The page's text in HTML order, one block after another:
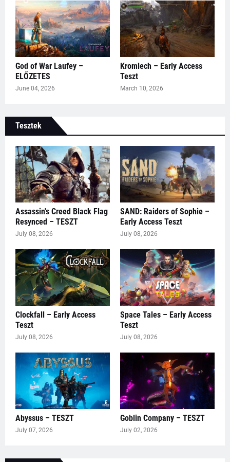
God of War Laufey –
ELŐZETES
June 04, 2026
Kromlech – Early Access
Teszt
March 10, 2026
Tesztek
Assassin's Creed Black Flag
Resynced – TESZT
July 08, 2026
SAND: Raiders of Sophie –
Early Access Teszt
July 08, 2026
Clockfall – Early Access
Teszt
July 08, 2026
Space Tales – Early Access
Teszt
July 08, 2026
Abyssus – TESZT
July 07, 2026
Goblin Company – TESZT
July 02, 2026